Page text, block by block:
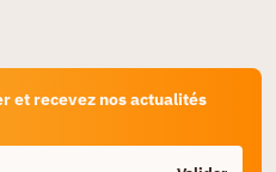
et recevez nos actualités